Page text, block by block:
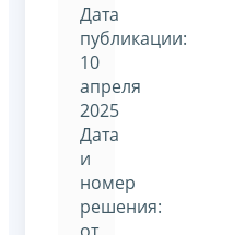
Дата
публикации:
10
апреля
2025
Дата
и
номер
решения:
от